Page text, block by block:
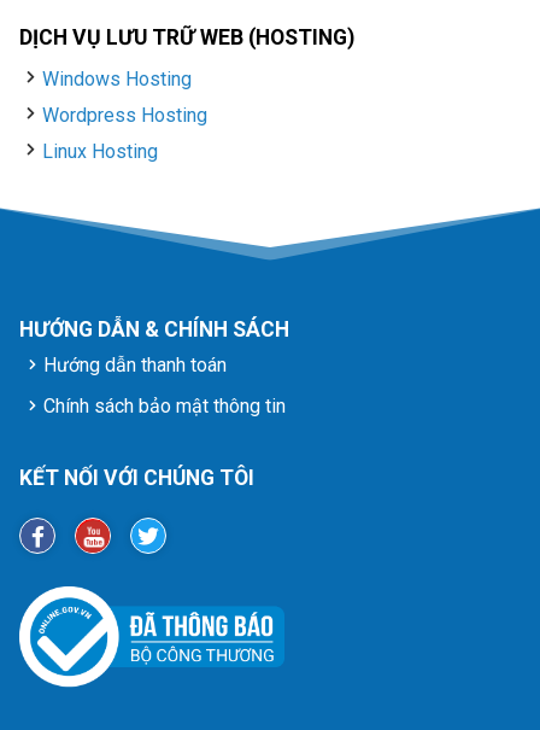
DỊCH VỤ LƯU TRỮ WEB (HOSTING)
Windows Hosting
Wordpress Hosting
Linux Hosting
HƯỚNG DẪN & CHÍNH SÁCH
Hướng dẫn thanh toán
Chính sách bảo mật thông tin
KẾT NỐI VỚI CHÚNG TÔI